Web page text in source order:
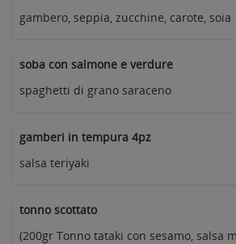
gambero, seppia, zucchine, carote, soia
soba con salmone e verdure
spaghetti di grano saraceno
gamberi in tempura 4pz
salsa teriyaki
tonno scottato
(200gr Tonno tataki con sesamo, salsa